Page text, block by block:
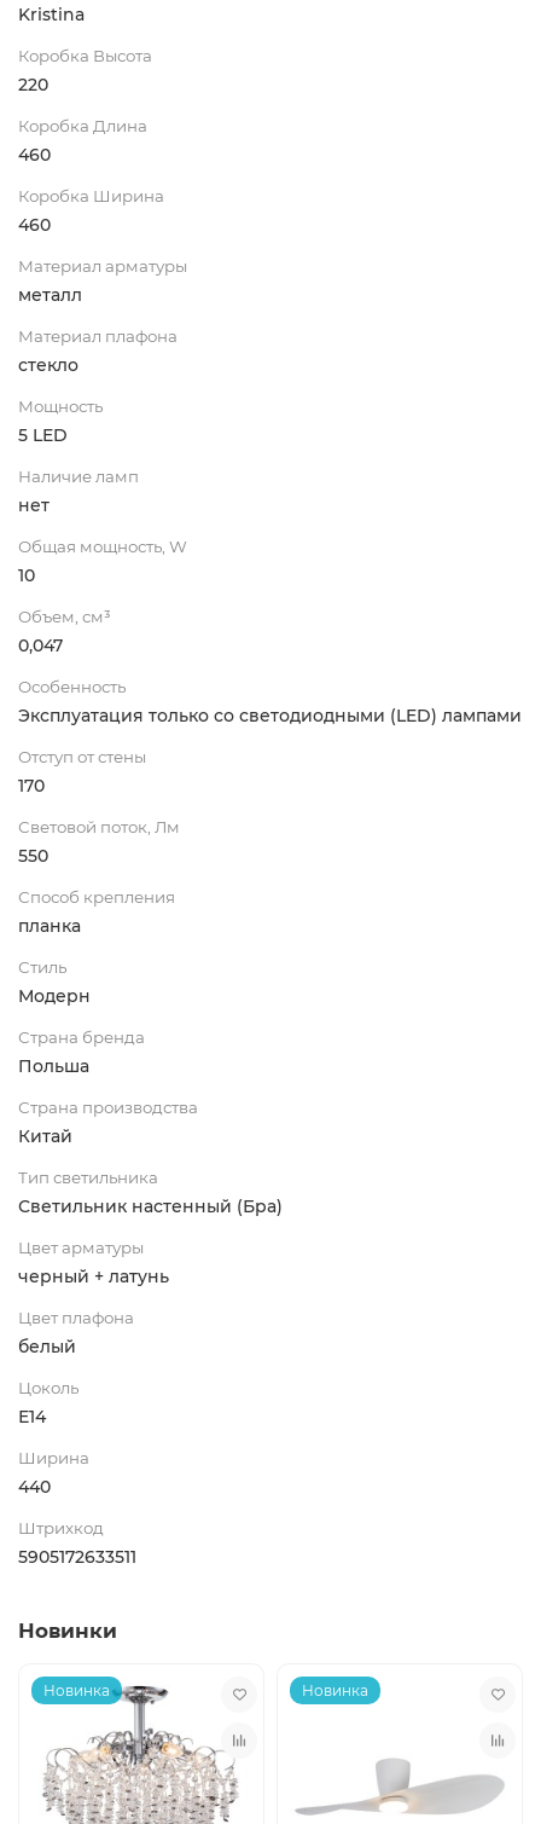
Kristina
Коробка Высота
220
Коробка Длина
460
Коробка Ширина
460
Материал арматуры
металл
Материал плафона
стекло
Мощность
5 LED
Наличие ламп
нет
Общая мощность, W
10
Объем, см³
0,047
Особенность
Эксплуатация только со светодиодными (LED) лампами
Отступ от стены
170
Световой поток, Лм
550
Способ крепления
планка
Стиль
Модерн
Страна бренда
Польша
Страна производства
Китай
Тип светильника
Светильник настенный (Бра)
Цвет арматуры
черный + латунь
Цвет плафона
белый
Цоколь
Е14
Ширина
440
Штрихкод
5905172633511
Новинки
Новинка Новинка